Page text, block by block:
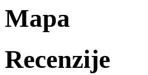
Mapa
Recenzije